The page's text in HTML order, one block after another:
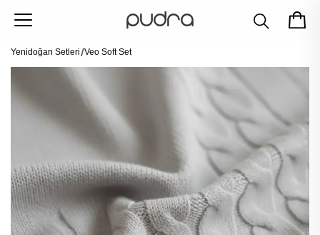
Yenidoğan Setleri Veo Soft Set